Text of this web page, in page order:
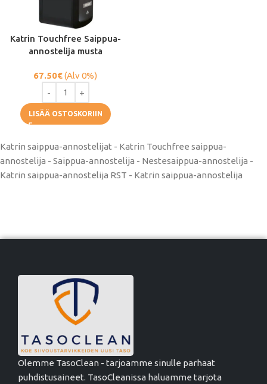
Katrin Touchfree Saippua-
annostelija musta
67.50€(Alv 0%)
LISÄÄ OSTOSKORIIN
Katrin saippua-annostelijat - Katrin Touchfree saippua-
annostelija - Saippua-annostelija - Nestesaippua-annostelija -
Katrin saippua-annostelija RST - Katrin saippua-annostelija
Olemme TasoClean - tarjoamme sinulle parhaat
puhdistusaineet. TasoCleanissa haluamme tarjota